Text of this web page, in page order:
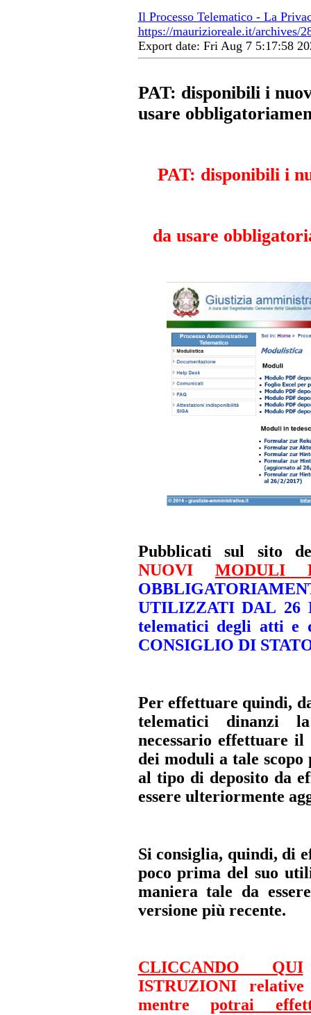
Il Processo Telematico - La
https://maurizioreale.it/archives/
Export date: Fri Aug 7 5:17:58
PAT: disponibili i
usare
PAT: disponibili i
da usare
Pubblicati sul sito
NUOVI MODULI
UTILIZZATI DAL 26
telematici degli atti e
CONSIGLIO DI
Per effettuare quindi,
telematici dinanzi
necessario effettuare
dei moduli a tale
al tipo di deposito da
essere ulteriormente
Si consiglia, quindi, di
poco prima del suo
maniera tale da
versione più recente.
CLICCANDO QUI
ISTRUZIONI
mentre
potrai